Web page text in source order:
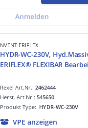
Anmelden
NVENT ERIFLEX
HYDR-WC-230V,
ERIFLEX® FLEXIBAR
Rexel Art.Nr.:2462444
Produkt Type: HYDR-WC-230V
Herst. Art.Nr.:545650
VPE anzeigen